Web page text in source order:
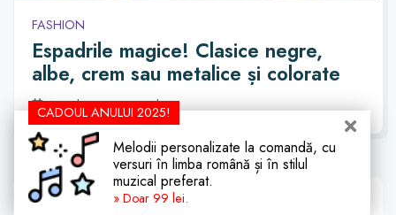
FASHION
Espadrile magice! Clasice negre,
albe, crem sau metalice și colorate
Actualizat: acum 3 zile
Idei de Cadouri Potrivite Și Pentru:
CADOUL ANULUI 2025!
Melodii personalizate la comandă, cu
versuri în limba română și în stilul
muzical preferat.
» Doar 99 lei.